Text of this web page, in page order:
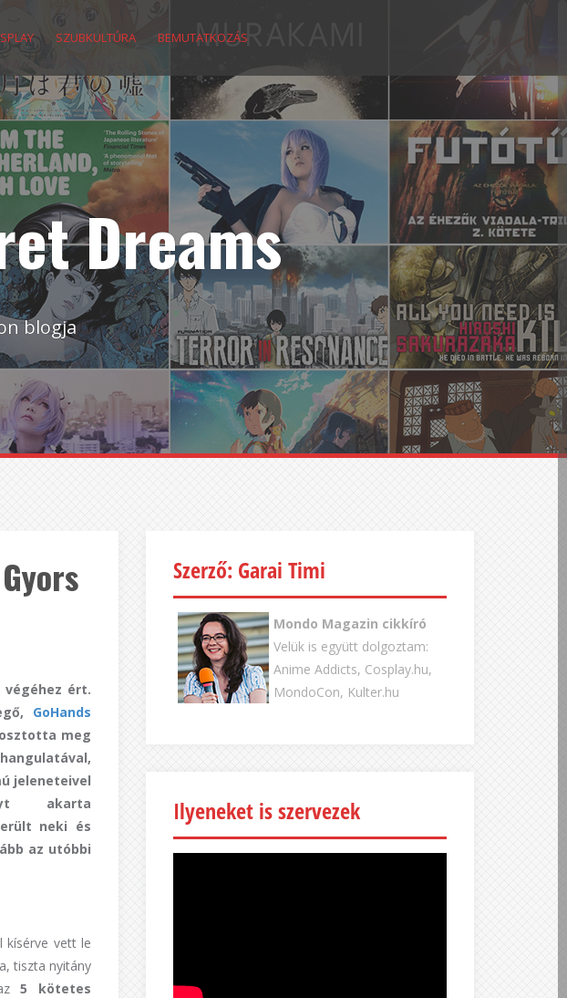
SZUBKULTÚRA BEMUTATKOZÁS
Dreams
blogja
ért.
GoHands
meg
jeleneteivel
akarta
neki és
az utóbbi
kísérve vett le
tiszta nyitány
az5 kötetes
Szerző: Garai Timi
Mondo Magazin cikkíró
Velük is együtt dolgoztam:
Anime Addicts, Cosplay.hu,
MondoCon, Kulter.hu
Ilyeneket is szervezek